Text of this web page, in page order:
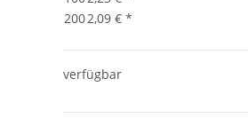
2002,09 € *
verfügbar